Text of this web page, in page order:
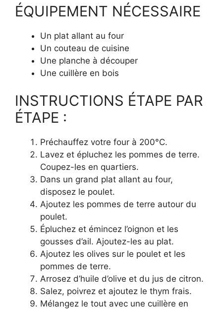
ÉQUIPEMENT NÉCESSAIRE
Un plat allant au four
Un couteau de cuisine
Une planche à découper
Une cuillère en bois
INSTRUCTIONS ÉTAPE PAR
ÉTAPE :
Préchauffez votre four à 200°C.
Lavez et épluchez les pommes de terre.
Coupez-les en quartiers.
Dans un grand plat allant au four,
disposez le poulet.
Ajoutez les pommes de terre autour du
poulet.
Épluchez et émincez l’oignon et les
gousses d’ail. Ajoutez-les au plat.
Ajoutez les olives sur le poulet et les
pommes de terre.
Arrosez d’huile d’olive et du jus de citron.
Salez, poivrez et ajoutez le thym frais.
Mélangez le tout avec une cuillère en